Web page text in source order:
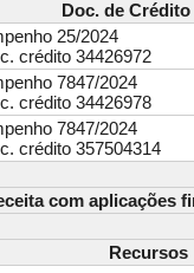
Doc. de Crédito
25/2024
crédito 34426972
7847/2024
crédito 34426978
7847/2024
crédito 357504314
com aplicações
Recursos